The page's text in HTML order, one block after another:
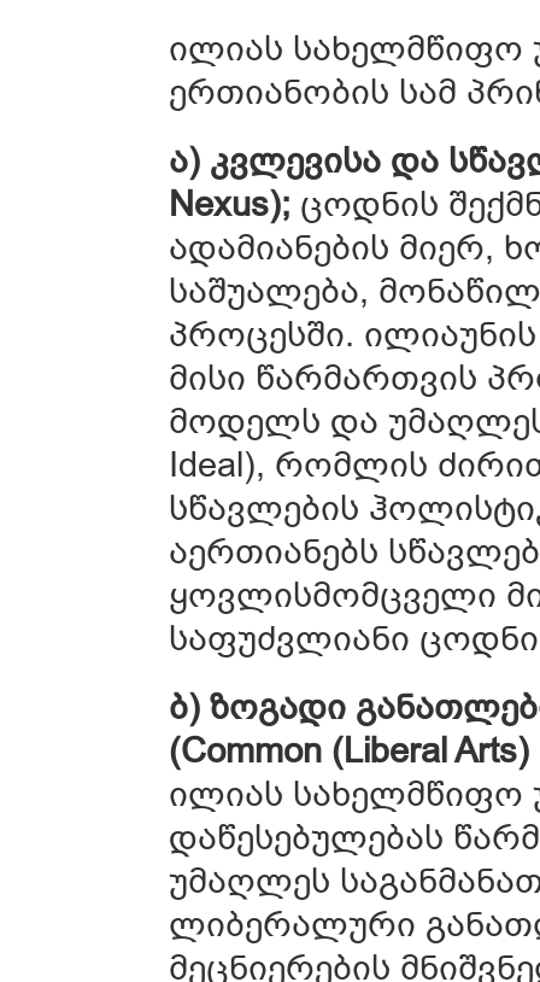
ილიას სახელმწიფო
ერთიანობის სამ
ა) კვლევისა და
Nexus); ცოდნის
ადამიანების მიერ,
საშუალება,
პროცესში.
მისი წარმართვის
მოდელს და
Ideal), რომლის
სწავლების
აერთიანებს
ყოვლისმომცველი
საფუძვლიანი
ბ) ზოგადი
(Common (Liberal
ილიას სახელმწიფო
დაწესებულებას
უმაღლეს
ლიბერალური
მეცნიერების